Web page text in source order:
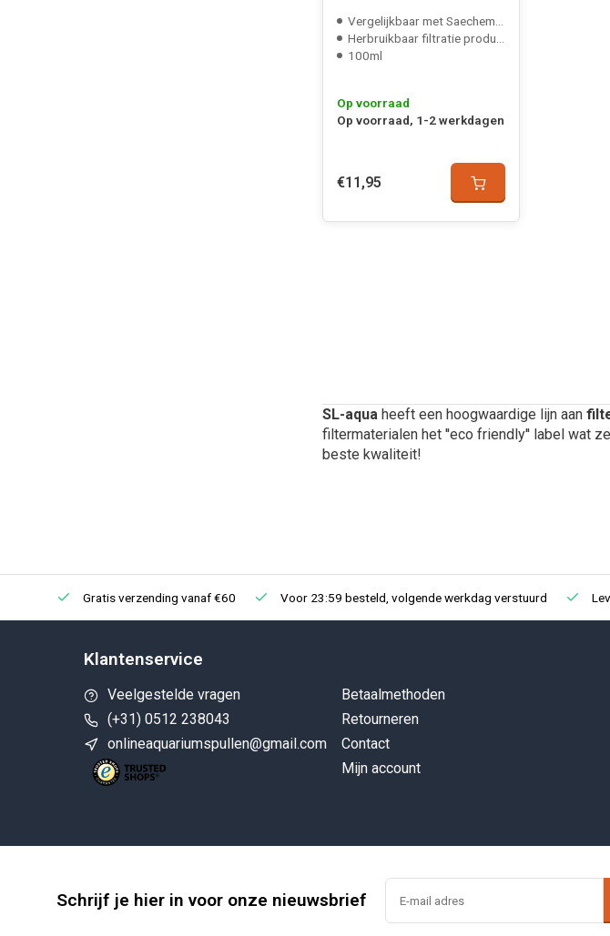
Vergelijkbaar met Saechem Purigen
Herbruikbaar filtratie product
100ml
Op voorraad
Op voorraad, 1-2 werkdagen
€11,95
SL-aquaheeft een hoogwaardige lijn aan
filtermaterialen het ''eco friendly'' label wat
beste kwaliteit!
Gratis verzending vanaf €60 Voor 23:59 besteld, volgende werkdag verstuurd
Klantenservice
Veelgestelde vragen
(+31) 0512 238043
onlineaquariumspullen@gmail.com
Betaalmethoden
Retourneren
Contact
Mijn account
Schrijf je hier in voor onze nieuwsbrief